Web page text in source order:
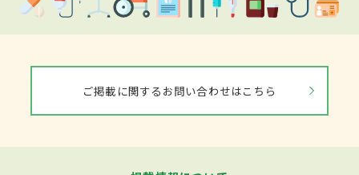
ご掲載に関するお問い合わせはこちら